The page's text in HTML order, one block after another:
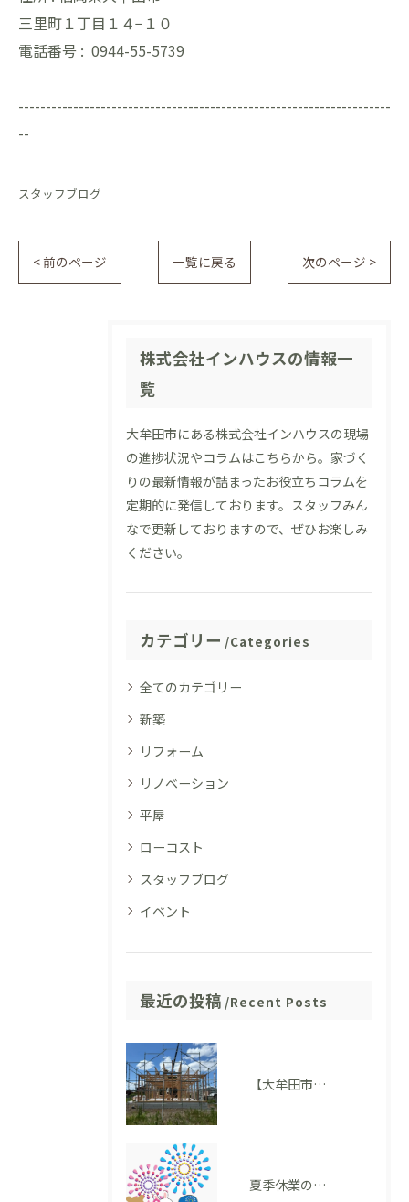
三里町１丁目１４−１０
電話番号 : 0944-55-5739
--------------------------------------------------------------------
--
スタッフブログ
< 前のページ 一覧に戻る 次のページ >
株式会社インハウスの情報一
覧
大牟田市にある株式会社インハウスの現場
の進捗状況やコラムはこちらから。家づく
りの最新情報が詰まったお役立ちコラムを
定期的に発信しております。スタッフみん
なで更新しておりますので、ぜひお楽しみ
ください。
カテゴリー Categories
全てのカテゴリー
新築
リフォーム
リノベーション
平屋
ローコスト
スタッフブログ
イベント
最近の投稿 Recent Posts
【大牟田市 T様邸】上棟を迎えました！いよいよ住まいの形が見えてきました
夏季休業のお知らせ